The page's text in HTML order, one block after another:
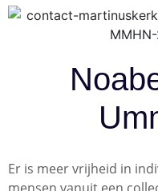
Er is meer vrijheid in